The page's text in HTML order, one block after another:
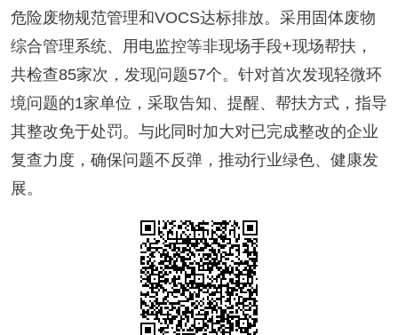
危险废物规范管理和VOCS达标排放。采用固体废物
综合管理系统、用电监控等非现场手段+现场帮扶，
共检查85家次，发现问题57个。针对首次发现轻微环
境问题的1家单位，采取告知、提醒、帮扶方式，指导
其整改免于处罚。与此同时加大对已完成整改的企业
复查力度，确保问题不反弹，推动行业绿色、健康发
展。